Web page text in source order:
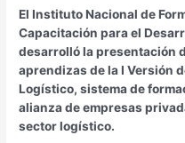
El Instituto Nacional de
Capacitación para el
desarrolló la presentación
aprendizas de la I Versión
Logístico, sistema de
alianza de empresas
sector logístico.